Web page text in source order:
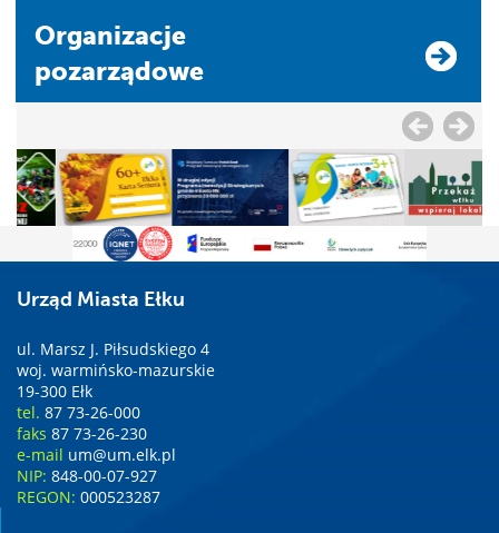
Organizacje
pozarządowe
Urząd Miasta Ełku
ul. Marsz J. Piłsudskiego 4
woj. warmińsko-mazurskie
19-300 Ełk
tel. 87 73-26-000
faks 87 73-26-230
e-mail um@um.elk.pl
NIP: 848-00-07-927
REGON: 000523287